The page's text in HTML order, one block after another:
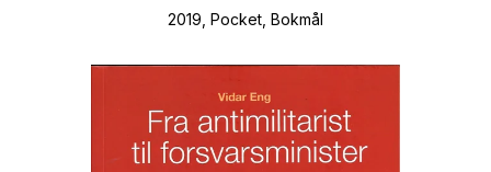
Hypopressiv trening
2019 , Pocket , Bokmål